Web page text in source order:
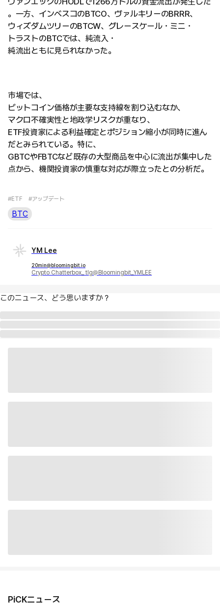
。一方、インベスコのBTCO、ヴァルキリーのBRRR、
ウィズダムツリーのBTCW、グレースケール・ミニ・
トラストのBTCでは、純流入・
純流出ともに見られなかった。
市場では、
ビットコイン価格が主要な支持線を割り込むなか、
マクロ不確実性と地政学リスクが重なり、
ETF投資家による利益確定とポジション縮小が同時に進ん
だとみられている。特に、
GBTCやFBTCなど既存の大型商品を中心に流出が集中した
点から、機関投資家の慎重な対応が際立ったとの分析だ。
#ETF #アップデート
BTC
YM Lee
20min@bloomingbit.io
Crypto Chatterbox_ tlg@Bloomingbit_YMLEE
このニュース、どう思いますか？
PiCKニュース